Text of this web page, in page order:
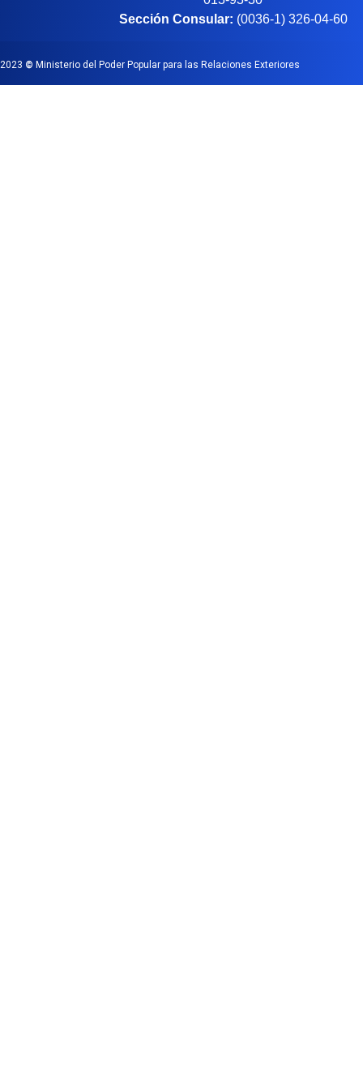
Sección Consular: (0036-1) 326-04-60
2023 © Ministerio del Poder Popular para las Relaciones Exteriores